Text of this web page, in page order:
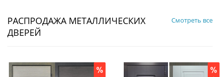
РАСПРОДАЖА МЕТАЛЛИЧЕСКИХ
ДВЕРЕЙ
Смотреть все